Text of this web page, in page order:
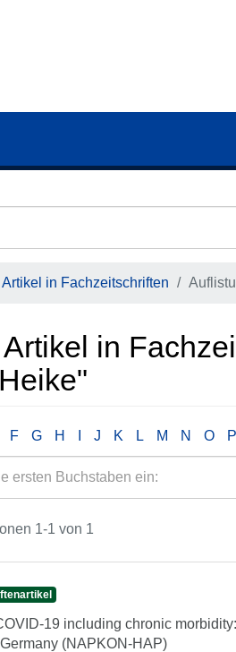
Artikel in Fachzeitschriften
in
F G H J K L M N O P
1-1 von 1
19 including chronic
(NAPKON-HAP)